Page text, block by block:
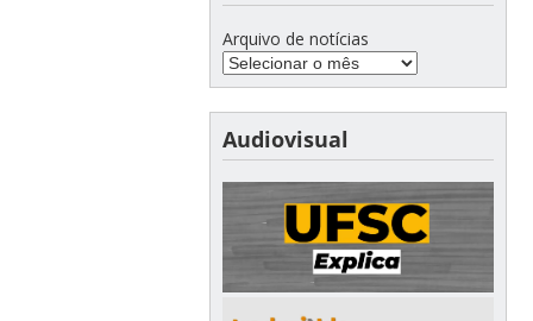
Arquivo de notícias
Audiovisual